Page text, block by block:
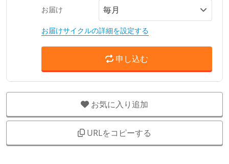
お届け
お届けサイクルの詳細を設定する
申し込む
お気に入り追加
URLをコピーする